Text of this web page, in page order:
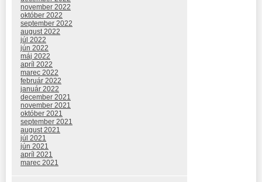
november 2022
október 2022
september 2022
august 2022
júl 2022
jún 2022
máj 2022
apríl 2022
marec 2022
február 2022
január 2022
december 2021
november 2021
október 2021
september 2021
august 2021
júl 2021
jún 2021
apríl 2021
marec 2021